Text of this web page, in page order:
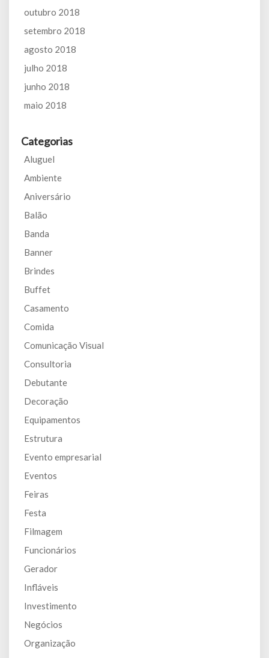
outubro 2018
setembro 2018
agosto 2018
julho 2018
junho 2018
maio 2018
Categorias
Aluguel
Ambiente
Aniversário
Balão
Banda
Banner
Brindes
Buffet
Casamento
Comida
Comunicação Visual
Consultoria
Debutante
Decoração
Equipamentos
Estrutura
Evento empresarial
Eventos
Feiras
Festa
Filmagem
Funcionários
Gerador
Infláveis
Investimento
Negócios
Organização